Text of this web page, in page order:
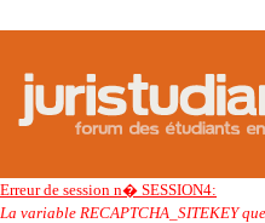
Erreur de session n� SESSION4:
La variable RECAPTCHA_SITEKEY